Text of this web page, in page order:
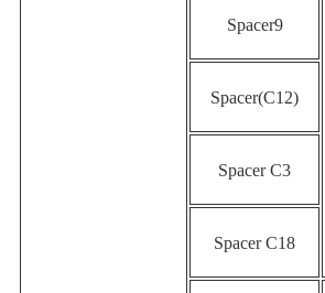
Spacer9
Spacer(C12)
Spacer C3
Spacer C18